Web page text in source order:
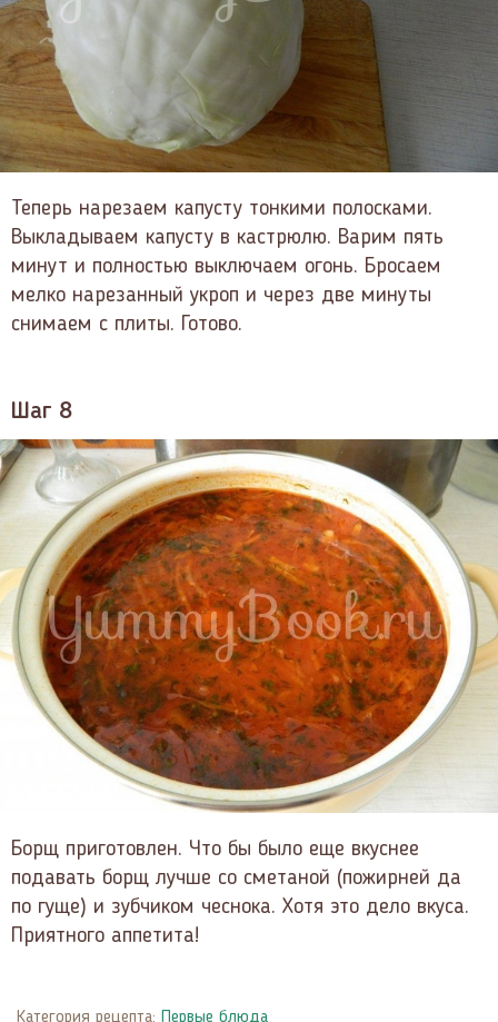
Теперь нарезаем капусту тонкими полосками.
Выкладываем капусту в кастрюлю. Варим пять
минут и полностью выключаем огонь. Бросаем
мелко нарезанный укроп и через две минуты
снимаем с плиты. Готово.
Шаг 8
Борщ приготовлен. Что бы было еще вкуснее
подавать борщ лучше со сметаной (пожирней да
по гуще) и зубчиком чеснока. Хотя это дело вкуса.
Приятного аппетита!
Категория рецепта: Первые блюда